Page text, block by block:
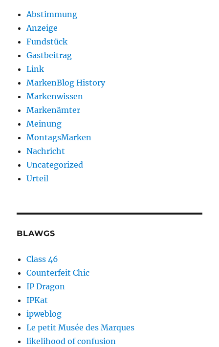
Abstimmung
Anzeige
Fundstück
Gastbeitrag
Link
MarkenBlog History
Markenwissen
Markenämter
Meinung
MontagsMarken
Nachricht
Uncategorized
Urteil
BLAWGS
Class 46
Counterfeit Chic
IP Dragon
IPKat
ipweblog
Le petit Musée des Marques
likelihood of confusion